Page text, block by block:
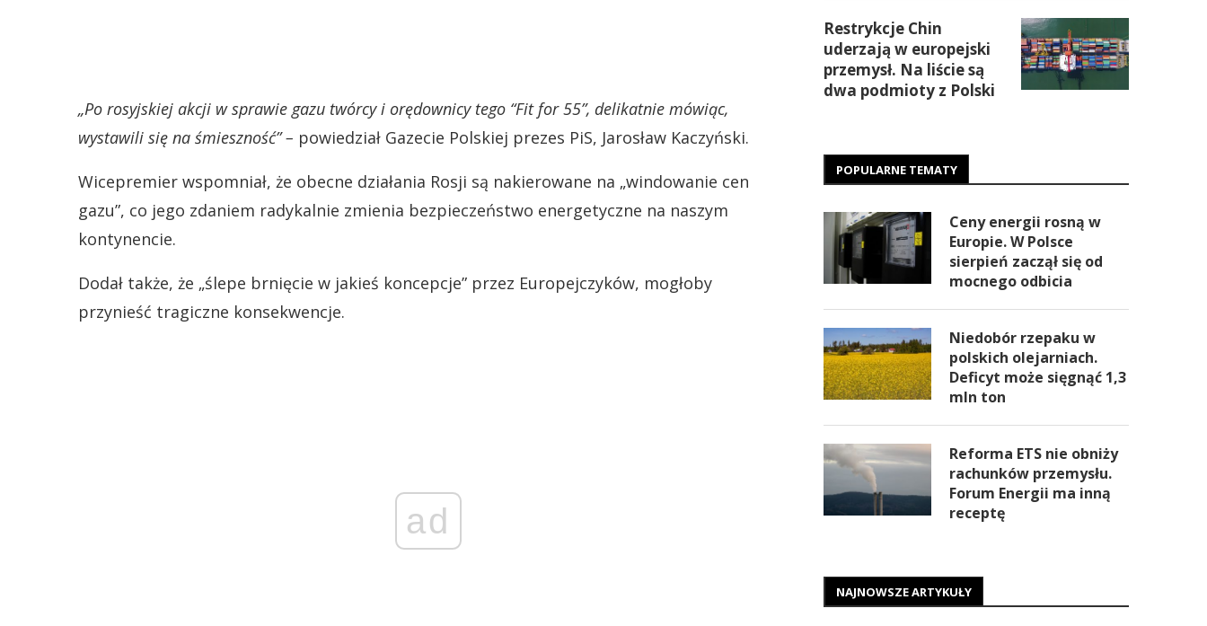
„Po rosyjskiej akcji w sprawie gazu twórcy i orędownicy tego “Fit for 55”, delikatnie mówiąc,
wystawili się na śmieszność” – powiedział Gazecie Polskiej prezes PiS, Jarosław Kaczyński.
Wicepremier wspomniał, że obecne działania Rosji są nakierowane na „windowanie cen
gazu”, co jego zdaniem radykalnie zmienia bezpieczeństwo energetyczne na naszym
kontynencie.
Dodał także, że „ślepe brnięcie w jakieś koncepcje” przez Europejczyków, mogłoby
przynieść tragiczne konsekwencje.
ad
Restrykcje Chin
uderzają w europejski
przemysł. Na liście są
dwa podmioty z Polski
POPULARNE TEMATY
Ceny energii rosną w
Europie. W Polsce
sierpień zaczął się od
mocnego odbicia
Niedobór rzepaku w
polskich olejarniach.
Deficyt może sięgnąć 1,3
mln ton
Reforma ETS nie obniży
rachunków przemysłu.
Forum Energii ma inną
receptę
NAJNOWSZE ARTYKUŁY